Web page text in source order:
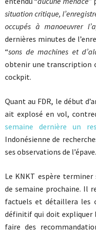
situation critique,
occupés à manoeuvrer
dernières minutes de
“sons de machines et
obtenir une transcription
cockpit.
Quant au FDR, le début
ait explosé en vol,
semaine dernière un
Indonésienne de
ses observations de l’épave.
Le KNKT espère
de semaine prochaine. Il
factuels et détaillera les
définitif qui doit expliquer
faire des